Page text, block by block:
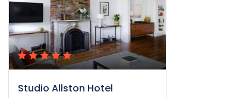
Studio Allston Hotel